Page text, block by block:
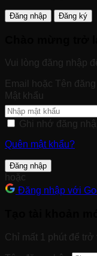
Đăng nhập Đăng ký
Vui lòng đăng nhập
Email hoặc Tên
Mật khẩu
Ghi nhớ đăng
Quên mật khẩu?
Đăng nhập
hoặc
Đăng nhập với
Chỉ mất 1 phút để